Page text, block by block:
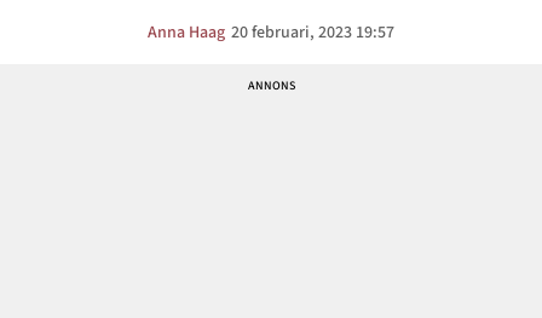
Anna Haag 20 februari, 2023 19:57